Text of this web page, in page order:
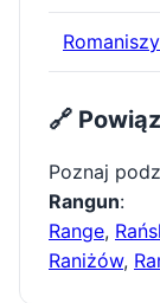
🔗
Poznaj
Rangun:
Range,
Raniżów,